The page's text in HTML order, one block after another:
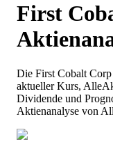
First
Die First Cobalt Corp
aktueller Kurs,
Dividende und
Aktienanalyse von